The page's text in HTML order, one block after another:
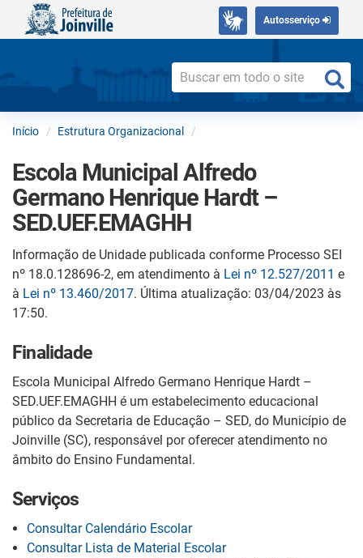
Autosserviço
Início Estrutura Organizacional
Escola Municipal Alfredo
Germano Henrique Hardt –
SED.UEF.EMAGHH
Informação de Unidade publicada conforme Processo SEI
nº 18.0.128696-2, em atendimento à Lei nº 12.527/2011 e
à Lei nº 13.460/2017. Última atualização: 03/04/2023 às
17:50.
Finalidade
Escola Municipal Alfredo Germano Henrique Hardt –
SED.UEF.EMAGHH é um estabelecimento educacional
público da Secretaria de Educação – SED, do Município de
Joinville (SC), responsável por oferecer atendimento no
âmbito do Ensino Fundamental.
Serviços
Consultar Calendário Escolar
Consultar Lista de Material Escolar